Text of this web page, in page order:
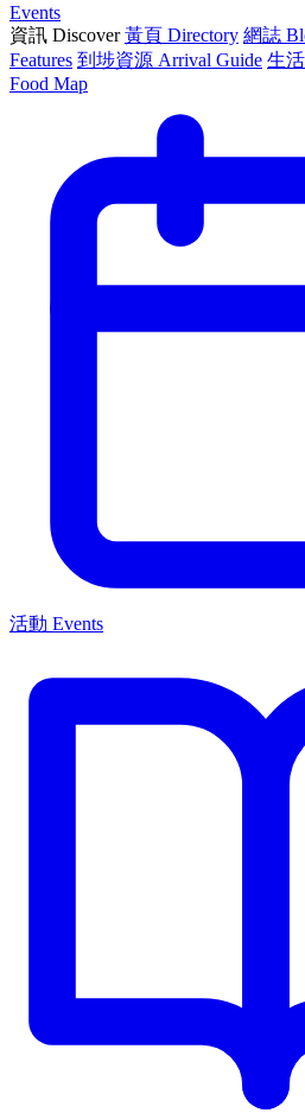
Events
資訊 Discover 黃頁 Directory 網誌
Features 到埗資源 Arrival Guide 生
Food Map
活動 Events